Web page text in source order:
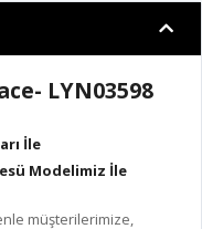
LYN03598
İle
Modelimiz İle
müşterilerimize,